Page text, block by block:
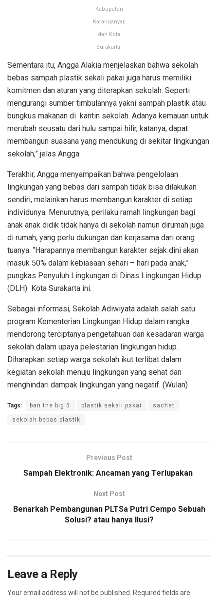
Kabupaten
Karanganyar,
dan Kota
Surakarta.
Sementara itu, Angga Alakia menjelaskan bahwa sekolah
bebas sampah plastik sekali pakai juga harus memiliki
komitmen dan aturan yang diterapkan sekolah. Seperti
mengurangi sumber timbulannya yakni sampah plastik atau
bungkus makanan di kantin sekolah. Adanya kemauan untuk
merubah seusatu dari hulu sampai hilir, katanya, dapat
membangun suasana yang mendukung di sekitar lingkungan
sekolah,” jelas Angga.
Terakhir, Angga menyampaikan bahwa pengelolaan
lingkungan yang bebas dari sampah tidak bisa dilakukan
sendiri, melainkan harus membangun karakter di setiap
individunya. Menurutnya, perilaku ramah lingkungan bagi
anak anak didik tidak hanya di sekolah namun dirumah juga
di rumah, yang perlu dukungan dan kerjasama dari orang
tuanya. “Harapannya membangun karakter sejak dini akan
masuk 50% dalam kebiasaan sehari – hari pada anak,”
pungkas Penyuluh Lingkungan di Dinas Lingkungan Hidup
(DLH) Kota Surakarta ini.
Sebagai informasi, Sekolah Adiwiyata adalah salah satu
program Kementerian Lingkungan Hidup dalam rangka
mendorong terciptanya pengetahuan dan kesadaran warga
sekolah dalam upaya pelestarian lingkungan hidup.
Diharapkan setiap warga sekolah ikut terlibat dalam
kegiatan sekolah menuju lingkungan yang sehat dan
menghindari dampak lingkungan yang negatif. (Wulan)
Tags: ban the big 5 plastik sekali pakai sachet
sekolah bebas plastik
Previous Post
Sampah Elektronik: Ancaman yang Terlupakan
Next Post
Benarkah Pembangunan PLTSa Putri Cempo Sebuah
Solusi? atau hanya Ilusi?
Leave a Reply
Your email address will not be published.
Required fields are